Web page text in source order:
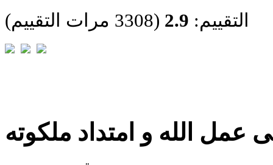
التقييم: 2.9 (3308 مرات التقييم)
عمل الله و امتداد ملكوته